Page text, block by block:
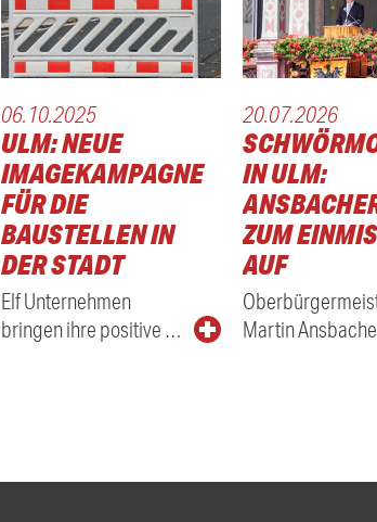
06.10.2025
ULM: NEUE
IMAGEKAMPAGNE
FÜR DIE
BAUSTELLEN IN
DER STADT
Elf Unternehmen
bringen ihre positive …
20.07.2026
IN ULM:
ZUM
AUF
Martin